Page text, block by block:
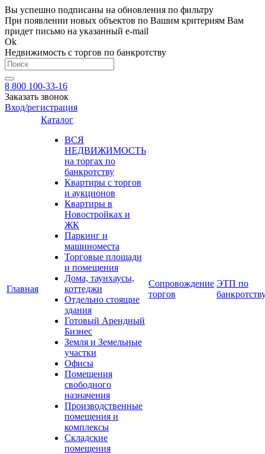
Вы успешно подписаны на обновления по фильтру
При появлении новых объектов по Вашим критериям Вам
придет письмо на указанный e-mail
Ok
Недвижимость с торгов по банкротству
8 800 100-33-16
Заказать звонок
Вход/регистрация
Главная
Каталог
ВСЯ
НЕДВИЖИМОСТЬ
на торгах по
банкротству
Квартиры с торгов
и аукционов
Квартиры в
Новостройках и
ЖК
Паркинг и
машиноместа
Торговые площади
и помещения
Дома, таунхаусы,
коттеджи
Отдельно стоящие
здания
Готовый Арендный
Бизнес
Земля и Земельные
участки
Офисы
Помещения
свободного
назначения
Производственные
помещения и
комплексы
Складские
помещения
Сопровождение
торгов
ЭТП по